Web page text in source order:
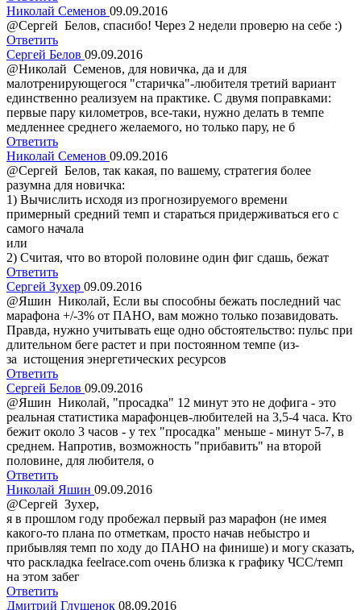
Николай Семенов 09.09.2016
@Сергей Белов, спасибо! Через 2 недели проверю на себе :)
Ответить
Сергей Белов 09.09.2016
@Николай Семенов, для новичка, да и для
малотренирующегося "старичка"-любителя третий вариант
единственно реализуем на практике. С двумя поправками:
первые пару километров, все-таки, нужно делать в темпе
медленнее среднего желаемого, но только пару, не б
Ответить
Николай Семенов 09.09.2016
@Сергей Белов, так какая, по вашему, стратегия более
разумна для новичка:
1) Вычислить исходя из прогнозируемого времени
примерный средний темп и стараться придерживаться его с
самого начала
или
2) Считая, что во второй половине один фиг сдашь, бежат
Ответить
Сергей Зухер 09.09.2016
@Яшин Николай, Если вы способны бежать последний час
марафона +/-3% от ПАНО, вам можно только позавидовать.
Правда, нужно учитывать еще одно обстоятельство: пульс при
длительном беге растет и при постоянном темпе (из-
за истощения энергетических ресурсов
Ответить
Сергей Белов 09.09.2016
@Яшин Николай, "просадка" 12 минут это не дофига - это
реальная статистика марафонцев-любителей на 3,5-4 часа. Кто
бежит около 3 часов - у тех "просадка" меньше - минут 5-7, в
среднем. Напротив, возможность "прибавить" на второй
половине, для любителя, о
Ответить
Николай Яшин 09.09.2016
@Сергей Зухер,
я в прошлом году пробежал первый раз марафон (не имея
какого-то плана по отметкам, просто начав небыстро и
прибывляя темп по ходу до ПАНО на финише) и могу сказать,
что раскладка feelrace.com очень близка к графику ЧСС/темп
на этом забег
Ответить
Дмитрий Глушенок 08.09.2016